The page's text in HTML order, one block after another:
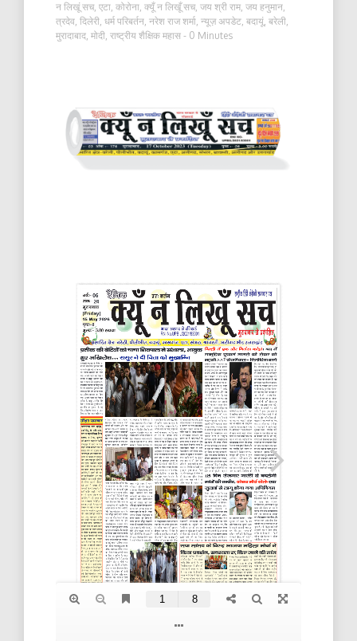
न लिखूं सच, एटा, कोरोना, क्यूँ न लिखूँ सच, जय श्री राम, जय हनुमान,
त्रदेव, दिलेरी, धर्म परिबर्तन, नरेश राज शर्मा, न्यूज़ अपडेट, बदायूं, बरेली,
मुरादाबाद, मोदी, राष्ट्रीय शैक्षिक महास - 0 Minutes